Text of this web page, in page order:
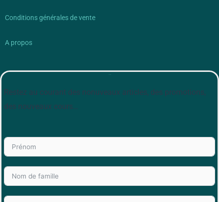
Conditions générales de vente
A propos
Restez au courant des nonuveaux articles, des promotions,
des nouveaux cours…